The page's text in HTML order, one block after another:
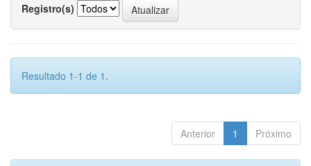
Registro(s)
Resultado 1-1 de 1.
Anterior 1 Próximo